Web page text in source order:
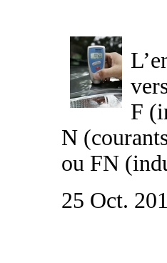
F
N
ou FN
25 Oct.